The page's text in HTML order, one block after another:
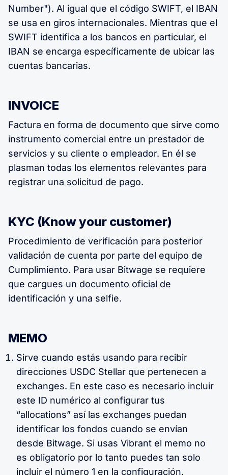
Number"). Al igual que el código SWIFT, el IBAN
se usa en giros internacionales. Mientras que el
SWIFT identifica a los bancos en particular, el
IBAN se encarga específicamente de ubicar las
cuentas bancarias.
INVOICE
Factura en forma de documento que sirve como
instrumento comercial entre un prestador de
servicios y su cliente o empleador. En él se
plasman todas los elementos relevantes para
registrar una solicitud de pago.
KYC (Know your customer)
Procedimiento de verificación para posterior
validación de cuenta por parte del equipo de
Cumplimiento. Para usar Bitwage se requiere
que cargues un documento oficial de
identificación y una selfie.
MEMO
Sirve cuando estás usando para recibir
direcciones USDC Stellar que pertenecen a
exchanges. En este caso es necesario incluir
este ID numérico al configurar tus
“allocations” así las exchanges puedan
identificar los fondos cuando se envían
desde Bitwage. Si usas Vibrant el memo no
es obligatorio por lo tanto puedes tan solo
incluir el número 1 en la configuración.